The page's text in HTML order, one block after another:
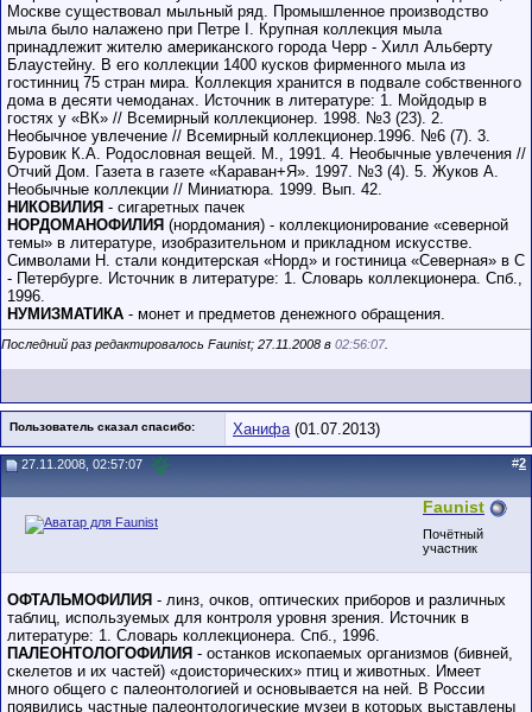
Москве существовал мыльный ряд. Промышленное производство
мыла было налажено при Петре I. Крупная коллекция мыла
принадлежит жителю американского города Черр - Хилл Альберту
Блаустейну. В его коллекции 1400 кусков фирменного мыла из
гостинниц 75 стран мира. Коллекция хранится в подвале собственного
дома в десяти чемоданах. Источник в литературе: 1. Мойдодыр в
гостях у «ВК» // Всемирный коллекционер. 1998. №3 (23). 2.
Необычное увлечение // Всемирный коллекционер.1996. №6 (7). 3.
Буровик К.А. Родословная вещей. М., 1991. 4. Необычные увлечения //
Отчий Дом. Газета в газете «Караван+Я». 1997. №3 (4). 5. Жуков А.
Необычные коллекции // Миниатюра. 1999. Вып. 42.
НИКОВИЛИЯ - сигаретных пачек
НОРДОМАНОФИЛИЯ (нордомания) - коллекционирование «северной
темы» в литературе, изобразительном и прикладном искусстве.
Символами Н. стали кондитерская «Норд» и гостиница «Северная» в С
- Петербурге. Источник в литературе: 1. Словарь коллекционера. Спб.,
1996.
НУМИЗМАТИКА - монет и предметов денежного обращения.
Последний раз редактировалось Faunist; 27.11.2008 в 02:56:07.
Пользователь сказал cпасибо: Ханифа(01.07.2013)
27.11.2008, 02:57:07 #2
Faunist
Почётный
участник
ОФТАЛЬМОФИЛИЯ - линз, очков, оптических приборов и различных
таблиц, используемых для контроля уровня зрения. Источник в
литературе: 1. Словарь коллекционера. Спб., 1996.
ПАЛЕОНТОЛОГОФИЛИЯ - останков ископаемых организмов (бивней,
скелетов и их частей) «доисторических» птиц и животных. Имеет
много общего с палеонтологией и основывается на ней. В России
появились частные палеонтологические музеи в которых выставлены